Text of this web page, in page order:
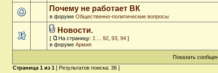
Почему не работает ВК
в форуме Общественно-политические вопросы
Новости.
[ На страницу: 1 92 93 94 ]
в форуме Армия
Показать
Страница 1 из 1 [ Результатов поиска: 36 ]